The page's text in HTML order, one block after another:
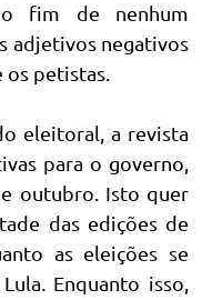
o fim de nenhum
adjetivos negativos
petistas.
eleitoral, a revista
para o governo,
outubro. Isto quer
das edições de
as eleições se
Enquanto isso,